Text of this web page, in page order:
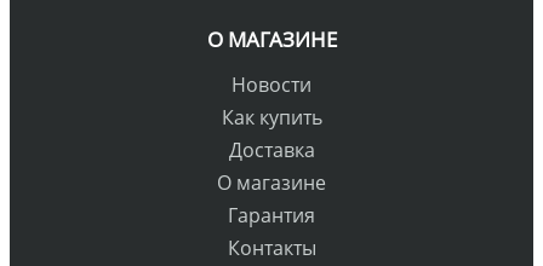
О МАГАЗИНЕ
Новости
Как купить
Доставка
О магазине
Гарантия
Контакты